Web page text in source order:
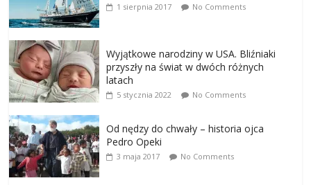
1 sierpnia 2017 No Comments
Wyjątkowe narodziny w USA. Bliźniaki
przyszły na świat w dwóch różnych
latach
5 stycznia 2022 No Comments
Od nędzy do chwały – historia ojca
Pedro Opeki
3 maja 2017 No Comments